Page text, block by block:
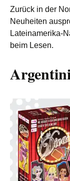
Zurück in der
Neuheiten
Lateinamerika-
beim Lesen.